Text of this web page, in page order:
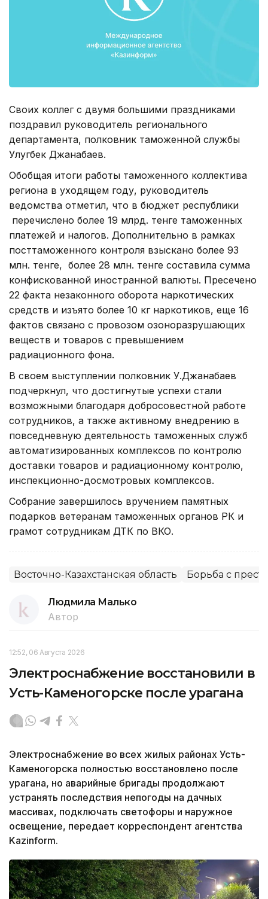
Своих коллег с двумя большими праздниками
поздравил руководитель регионального
департамента, полковник таможенной службы
Улугбек Джанабаев.
Обобщая итоги работы таможенного коллектива
региона в уходящем году, руководитель
ведомства отметил, что в бюджет республики
перечислено более 19 млрд. тенге таможенных
платежей и налогов. Дополнительно в рамках
посттаможенного контроля взыскано более 93
млн. тенге, более 28 млн. тенге составила сумма
конфискованной иностранной валюты. Пресечено
22 факта незаконного оборота наркотических
средств и изъято более 10 кг наркотиков, еще 16
фактов связано с провозом озоноразрушающих
веществ и товаров с превышением
радиационного фона.
В своем выступлении полковник У.Джанабаев
подчеркнул, что достигнутые успехи стали
возможными благодаря добросовестной работе
сотрудников, а также активному внедрению в
повседневную деятельность таможенных служб
автоматизированных комплексов по контролю
доставки товаров и радиационному контролю,
инспекционно-досмотровых комплексов.
Собрание завершилось вручением памятных
подарков ветеранам таможенных органов РК и
грамот сотрудникам ДТК по ВКО.
Восточно-Казахстанская область Борьба с
Людмила Малько
Автор
12:52, 06 Августа 2026
Электроснабжение восстановили в
Усть-Каменогорске после урагана
Электроснабжение во всех жилых районах Усть-
Каменогорска полностью восстановлено после
урагана, но аварийные бригады продолжают
устранять последствия непогоды на дачных
массивах, подключать светофоры и наружное
освещение, передает корреспондент агентства
Kazinform.